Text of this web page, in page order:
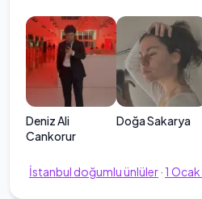
Deniz Ali
Cankorur
Doğa Sakarya
İstanbul doğumlu ünlüler· 1 Ocak